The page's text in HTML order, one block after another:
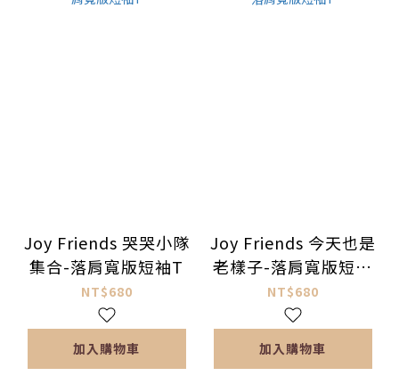
Joy Friends 哭哭小隊
集合-落肩寬版短袖T
NT$680
加入購物車
Joy Friends 今天也是
老樣子-落肩寬版短袖
T
NT$680
加入購物車